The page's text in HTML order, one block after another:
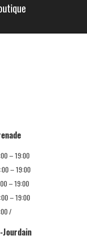
– 19:00
– 19:00
– 19:00
– 19:00
/